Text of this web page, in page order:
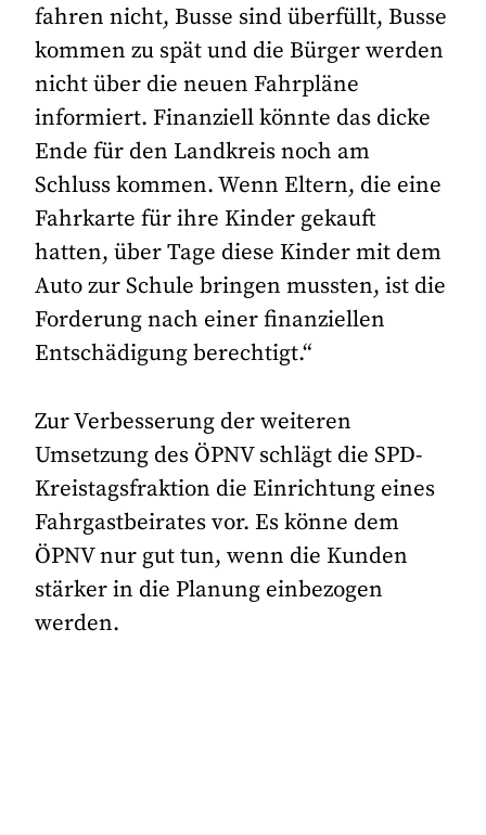
fahren nicht, Busse sind überfüllt, Busse
kommen zu spät und die Bürger werden
nicht über die neuen Fahrpläne
informiert. Finanziell könnte das dicke
Ende für den Landkreis noch am
Schluss kommen. Wenn Eltern, die eine
Fahrkarte für ihre Kinder gekauft
hatten, über Tage diese Kinder mit dem
Auto zur Schule bringen mussten, ist die
Forderung nach einer finanziellen
Entschädigung berechtigt.“
Zur Verbesserung der weiteren
Umsetzung des ÖPNV schlägt die SPD-
Kreistagsfraktion die Einrichtung eines
Fahrgastbeirates vor. Es könne dem
ÖPNV nur gut tun, wenn die Kunden
stärker in die Planung einbezogen
werden.